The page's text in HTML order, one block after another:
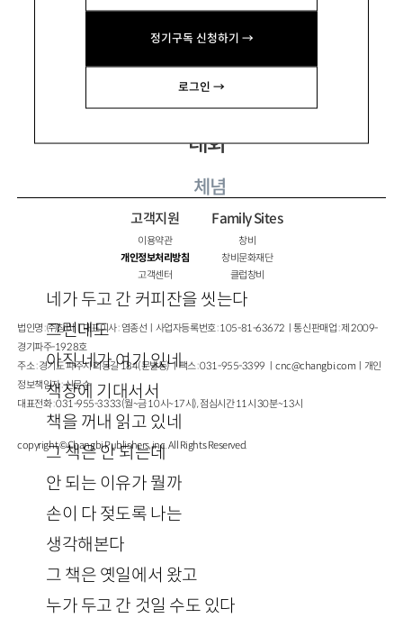
정기구독 신청하기 →
로그인 →
대화
체념
네가 두고 간 커피잔을 씻는다
그런데도
아직 네가 여기 있네
책장에 기대서서
책을 꺼내 읽고 있네
그 책은 안 되는데
안 되는 이유가 뭘까
손이 다 젖도록 나는
생각해본다
그 책은 옛일에서 왔고
누가 두고 간 것일 수도 있다
고객지원
이용약관
개인정보처리방침
고객센터
Family Sites
창비
창비문화재단
클럽창비
법인명 : ㈜창비ㅣ대표이사 : 염종선ㅣ사업자등록번호 : 105-81-63672ㅣ통신판매업 : 제 2009-
경기파주-1928호
주소 : 경기도 파주시 회동길 184(문발동)ㅣ팩스 : 031-955-3399 ㅣcnc@changbi.com ㅣ개인
정보책임자 : 신문수
대표전화 : 031-955-3333(월~금 10시~17시), 점심시간 11시 30분~13시
copyright © Changbi Publishers, inc. All Rights Reserved.